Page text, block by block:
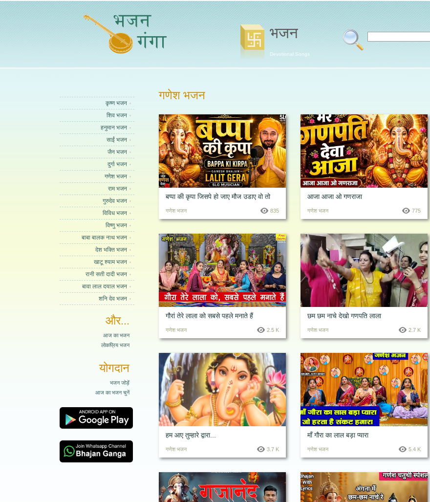
भजन
Devotional Songs
कृष्ण भजन
शिव भजन
हनुमान भजन
साईं भजन
जैन भजन
दुर्गा भजन
गणेश भजन
राम भजन
गुरुदेव भजन
विविध भजन
विष्णु भजन
बाबा बालक नाथ भजन
देश भक्ति भजन
खाटू श्याम भजन
रानी सती दादी भजन
बावा लाल दयाल भजन
शनि देव भजन
और...
आज का भजन
लोकप्रिय भजन
योगदान
भजन जोड़ें
आज का भजन चुनें
गणेश भजन
बप्पा की कृपा जिसपे हो जाए मौज उडाए वो तो
मौज उडाए
गणेश भजन 835
आजा आजा ओ गणराजा
गणेश भजन 775
गौरां तेरे लाला को सबसे पहले मनाते हैं
गणेश भजन 2.5 K
छम छम नाचे देखो गणपति लाला
गणेश भजन 2.7 K
हम आए तुम्हारे द्वारा...
गणेश भजन 3.7 K
माँ गौरा का लाल बड़ा प्यारा
गणेश भजन 5.4 K